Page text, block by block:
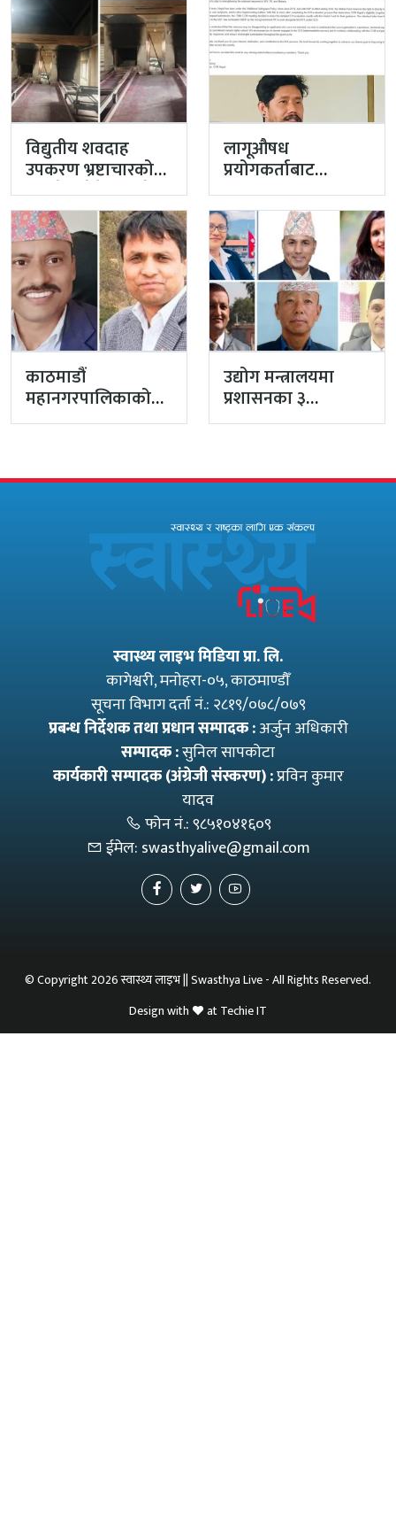
विद्युतीय शवदाह
उपकरण भ्रष्टाचारको
मुद्दा हेर्दा हेर्दैमा राखेर
टुंग्याइँदै
लागूऔषध
प्रयोगकर्ताबाट
सीसीएम उपाध्यक्ष
बनेका गुरुङको अवैध
इमेलले उठायो
अध्यक्ष…
काठमाडौं
महानगरपालिकाको
प्रमुख प्रशासकीय
अख्तियारबाट ‘आउट’
उद्योग मन्त्रालयमा
प्रशासनका ३
सहसचिव फाजिलमा
स्वास्थ्य लाइभ मिडिया प्रा. लि.
कागेश्वरी, मनाेहरा-०५, काठमाण्डौँ
सूचना विभाग दर्ता नं.: २८१९/०७८/०७९
प्रबन्ध निर्देशक तथा प्रधान सम्पादक :अर्जुन अधिकारी
सम्पादक :सुनिल सापकोटा
कार्यकारी सम्पादक (अंग्रेजी संस्करण) :प्रविन कुमार
यादव
फोन नं.:९८५१०४१६०९
ईमेल: swasthyalive@gmail.com
© Copyright 2026 स्वास्थ्य लाइभ || Swasthya Live - All Rights Reserved.
Design with
atTechie IT